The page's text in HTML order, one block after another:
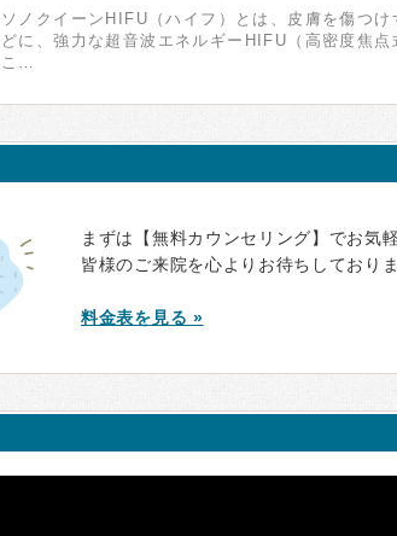
ソノクイーンHIFU（ハイフ）とは、皮膚を傷つ
どに、強力な超音波エネルギーHIFU（高密度焦点
こ…
まずは【無料カウンセリング】でお気
皆様のご来院を心よりお待ちしておりま
料金表を見る »